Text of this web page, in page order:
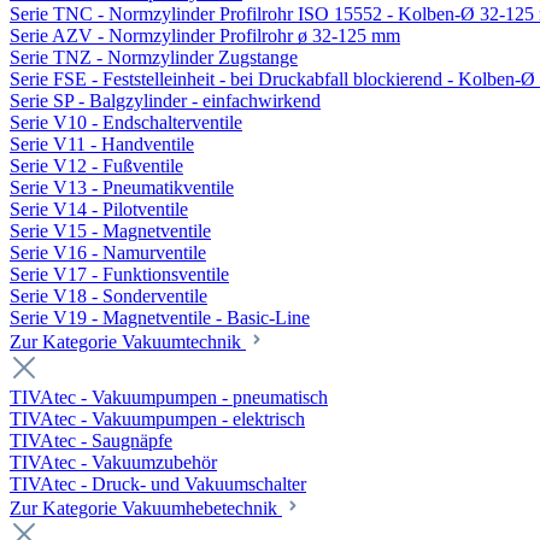
Serie TNC - Normzylinder Profilrohr ISO 15552 - Kolben-Ø 32-125
Serie AZV - Normzylinder Profilrohr ø 32-125 mm
Serie TNZ - Normzylinder Zugstange
Serie FSE - Feststelleinheit - bei Druckabfall blockierend - Kolben-Ø
Serie SP - Balgzylinder - einfachwirkend
Serie V10 - Endschalterventile
Serie V11 - Handventile
Serie V12 - Fußventile
Serie V13 - Pneumatikventile
Serie V14 - Pilotventile
Serie V15 - Magnetventile
Serie V16 - Namurventile
Serie V17 - Funktionsventile
Serie V18 - Sonderventile
Serie V19 - Magnetventile - Basic-Line
Zur Kategorie Vakuumtechnik
TIVAtec - Vakuumpumpen - pneumatisch
TIVAtec - Vakuumpumpen - elektrisch
TIVAtec - Saugnäpfe
TIVAtec - Vakuumzubehör
TIVAtec - Druck- und Vakuumschalter
Zur Kategorie Vakuumhebetechnik